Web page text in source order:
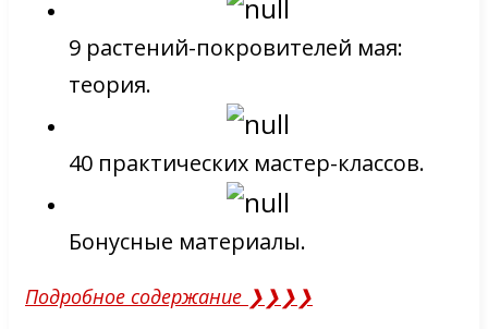
9 растений-покровителей мая:
теория.
40 практических мастер-классов.
Бонусные материалы.
Подробное содержание ❯❯❯❯